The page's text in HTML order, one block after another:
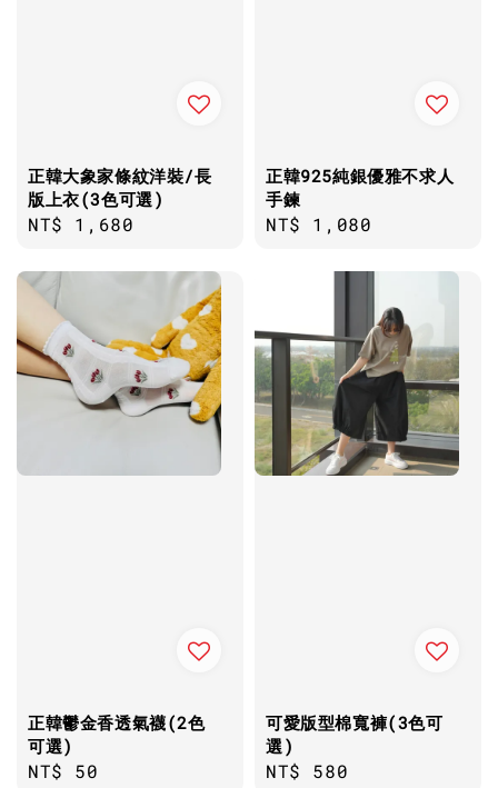
正韓大象家條紋洋裝/長
版上衣(3色可選)
Regular
NT$ 1,680
正韓925純銀優雅不求人
手鍊
Regular
NT$ 1,080
正韓鬱金香透氣襪(2色
可選)
Regular
NT$ 50
可愛版型棉寬褲(3色可
選)
Regular
NT$ 580